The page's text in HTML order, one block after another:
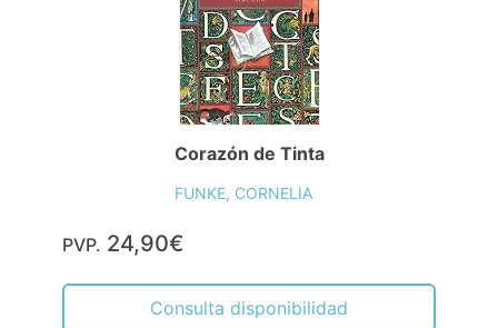
Corazón de Tinta
FUNKE, CORNELIA
PVP. 24,90€
Consulta disponibilidad